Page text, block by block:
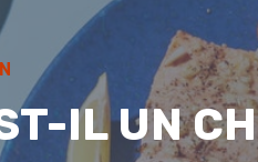
IL UN